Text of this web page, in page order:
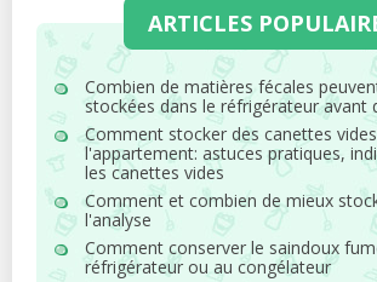
ARTICLES
Combien de matières fécales
stockées dans le réfrigérateur avant
Comment stocker des canettes
l'appartement: astuces pratiques,
les canettes vides
Comment et combien de mieux
l'analyse
Comment conserver le saindoux
réfrigérateur ou au congélateur